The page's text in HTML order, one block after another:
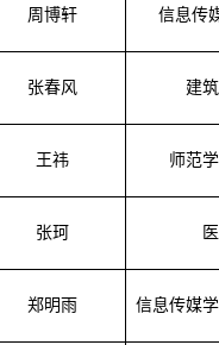
周博轩 信息传
张春风 建
王祎 师范
张珂
郑明雨 信息传媒